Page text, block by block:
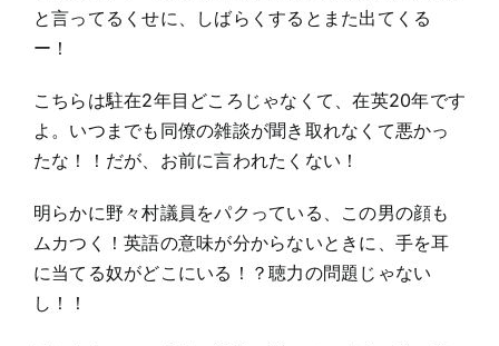
と言ってるくせに、しばらくするとまた出てくる
ー！
こちらは駐在2年目どころじゃなくて、在英20年です
よ。いつまでも同僚の雑談が聞き取れなくて悪かっ
たな！！だが、お前に言われたくない！
明らかに野々村議員をパクっている、この男の顔も
ムカつく！英語の意味が分からないときに、手を耳
に当てる奴がどこにいる！？聴力の問題じゃない
し！！